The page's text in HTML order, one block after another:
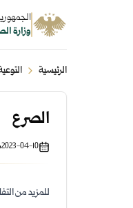
وزارة
الرئيسية
الصرع
2023-04-10
للمزيد من